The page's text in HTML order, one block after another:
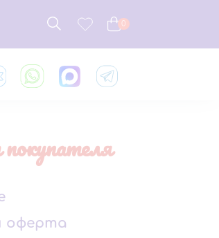
0
оферта